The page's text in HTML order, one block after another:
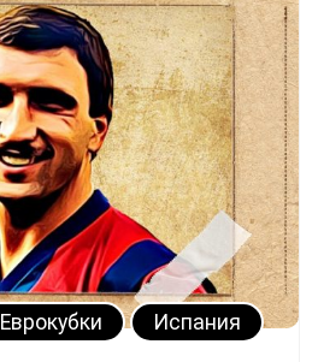
Еврокубки Испания